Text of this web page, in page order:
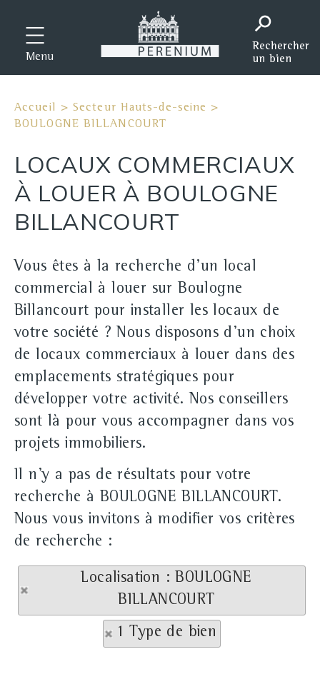
Menu
Accueil >Secteur Hauts-de-seine >
BOULOGNE BILLANCOURT
LOCAUX COMMERCIAUX
À LOUER À BOULOGNE
BILLANCOURT
Vous êtes à la recherche d'un local
commercial à louer sur Boulogne
Billancourt pour installer les locaux de
votre société ? Nous disposons d'un choix
de locaux commerciaux à louer dans des
emplacements stratégiques pour
développer votre activité. Nos conseillers
sont là pour vous accompagner dans vos
projets immobiliers.
Il n'y a pas de résultats pour votre
recherche à BOULOGNE BILLANCOURT.
Nous vous invitons à modifier vos critères
de recherche :
Localisation : BOULOGNE
BILLANCOURT
1 Type de bien